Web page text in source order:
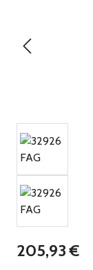
Regulärer Preis:
205,93 €